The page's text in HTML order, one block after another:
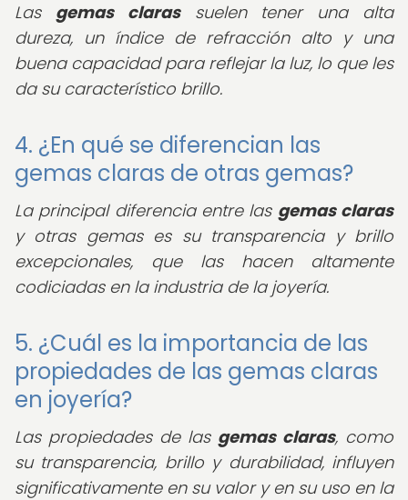
Las gemas clarassuelen tener una alta
dureza, un índice de refracción alto y una
buena capacidad para reflejar la luz, lo que les
da su característico brillo.
4. ¿En qué se diferencian las
gemas claras de otras gemas?
La principal diferencia entre las gemas claras
y otras gemas es su transparencia y brillo
excepcionales, que las hacen altamente
codiciadas en la industria de la joyería.
5. ¿Cuál es la importancia de las
propiedades de las gemas claras
en joyería?
Las propiedades de las gemas claras, como
su transparencia, brillo y durabilidad, influyen
significativamente en su valor y en su uso en la